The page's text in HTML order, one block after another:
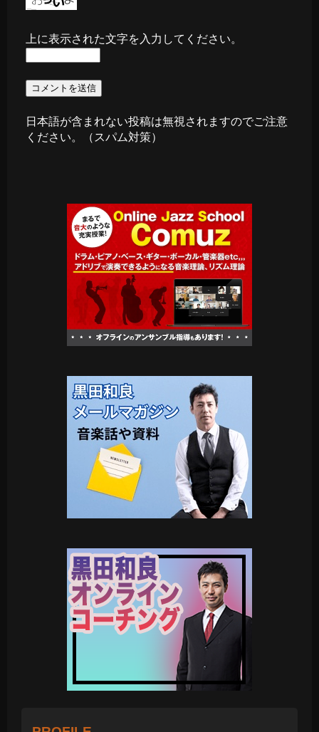
上に表示された文字を入力してください。
日本語が含まれない投稿は無視されますのでご注意
ください。（スパム対策）